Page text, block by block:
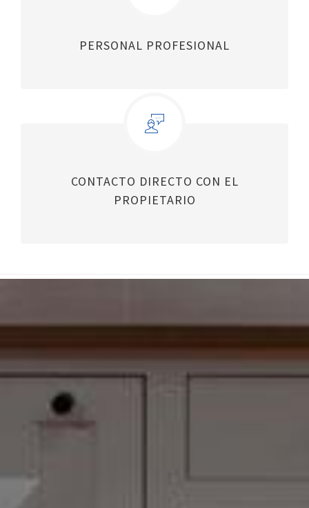
PERSONAL PROFESIONAL
CONTACTO DIRECTO CON EL
PROPIETARIO